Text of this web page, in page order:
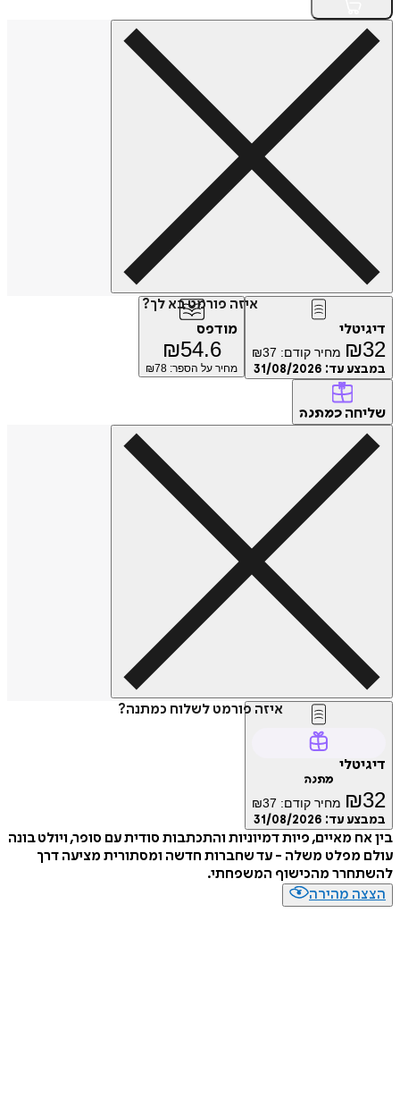
איזה פורמט בא לך?
דיגיטלי
₪32 מחיר קודם: ₪37
במבצע עד: 31/08/2026
מודפס
₪54.6
מחיר על הספר: ₪ 78
שליחה כמתנה
איזה פורמט לשלוח כמתנה?
דיגיטלי
מתנה
₪32 מחיר קודם: ₪37
במבצע עד: 31/08/2026
בין אח מאיים, פיות דמיוניות והתכתבות סודית עם סופר, ויולט בונה
עולם מפלט משלה - עד שחברות חדשה ומסתורית מציעה דרך
להשתחרר מהכישוף המשפחתי.
הצצה מהירה